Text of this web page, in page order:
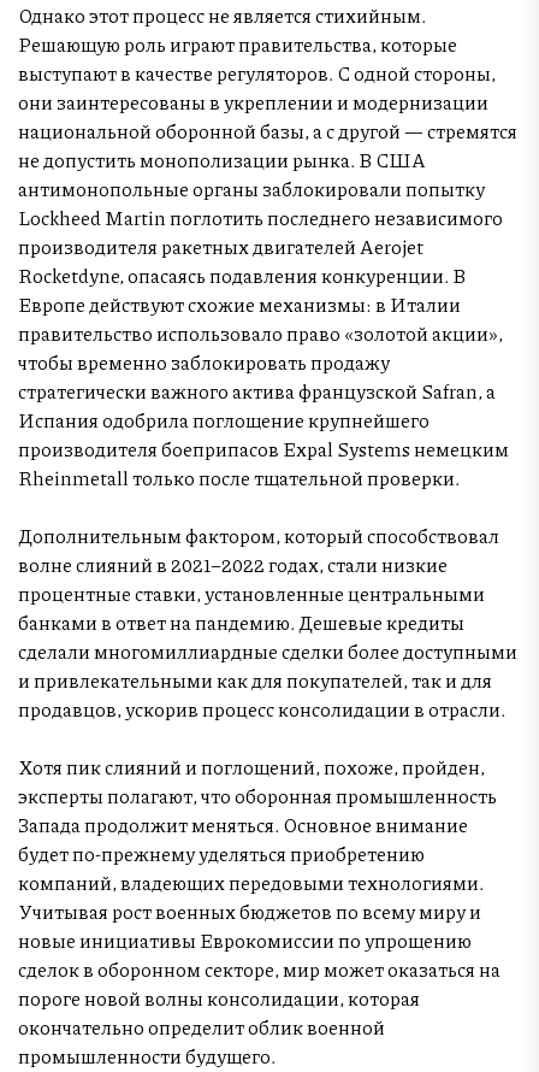
Однако этот процесс не является стихийным.
Решающую роль играют правительства, которые
выступают в качестве регуляторов. С одной стороны,
они заинтересованы в укреплении и модернизации
национальной оборонной базы, а с другой — стремятся
не допустить монополизации рынка. В США
антимонопольные органы заблокировали попытку
Lockheed Martin поглотить последнего независимого
производителя ракетных двигателей Aerojet
Rocketdyne, опасаясь подавления конкуренции. В
Европе действуют схожие механизмы: в Италии
правительство использовало право «золотой акции»,
чтобы временно заблокировать продажу
стратегически важного актива французской Safran, а
Испания одобрила поглощение крупнейшего
производителя боеприпасов Expal Systems немецким
Rheinmetall только после тщательной проверки.
Дополнительным фактором, который способствовал
волне слияний в 2021–2022 годах, стали низкие
процентные ставки, установленные центральными
банками в ответ на пандемию. Дешевые кредиты
сделали многомиллиардные сделки более доступными
и привлекательными как для покупателей, так и для
продавцов, ускорив процесс консолидации в отрасли.
Хотя пик слияний и поглощений, похоже, пройден,
эксперты полагают, что оборонная промышленность
Запада продолжит меняться. Основное внимание
будет по-прежнему уделяться приобретению
компаний, владеющих передовыми технологиями.
Учитывая рост военных бюджетов по всему миру и
новые инициативы Еврокомиссии по упрощению
сделок в оборонном секторе, мир может оказаться на
пороге новой волны консолидации, которая
окончательно определит облик военной
промышленности будущего.